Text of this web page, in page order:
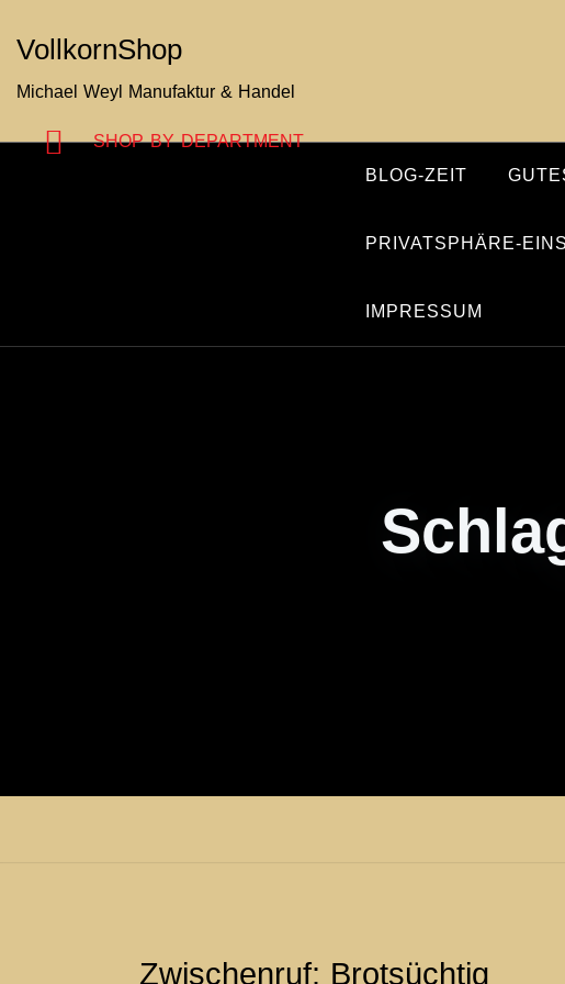
Inhalt
springen
VollkornShop
Michael Weyl Manufaktur & Handel
SHOP BY DEPARTMENT
BLOG-ZEIT
PRIVATSPHÄRE-
IMPRESSUM
Zwischenruf: Brotsüchtig